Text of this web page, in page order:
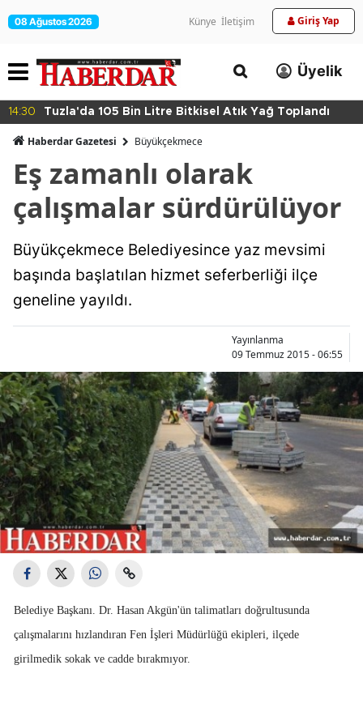
08 Ağustos 2026 Künye İletişim Giriş Yap
Üyelik
14:30 Tuzla'da 105 Bin Litre Bitkisel Atık Yağ Toplandı
Haberdar Gazetesi Büyükçekmece
Eş zamanlı olarak
çalışmalar sürdürülüyor
Büyükçekmece Belediyesince yaz mevsimi
başında başlatılan hizmet seferberliği ilçe
geneline yayıldı.
Yayınlanma
09 Temmuz 2015 - 06:55
Belediye Başkanı. Dr. Hasan Akgün'ün talimatları doğrultusunda
çalışmalarını hızlandıran Fen İşleri Müdürlüğü ekipleri, ilçede
girilmedik sokak ve cadde bırakmıyor.